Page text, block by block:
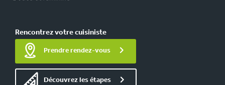
Rencontrez votre cuisiniste
Prendre rendez-vous
Découvrez les étapes